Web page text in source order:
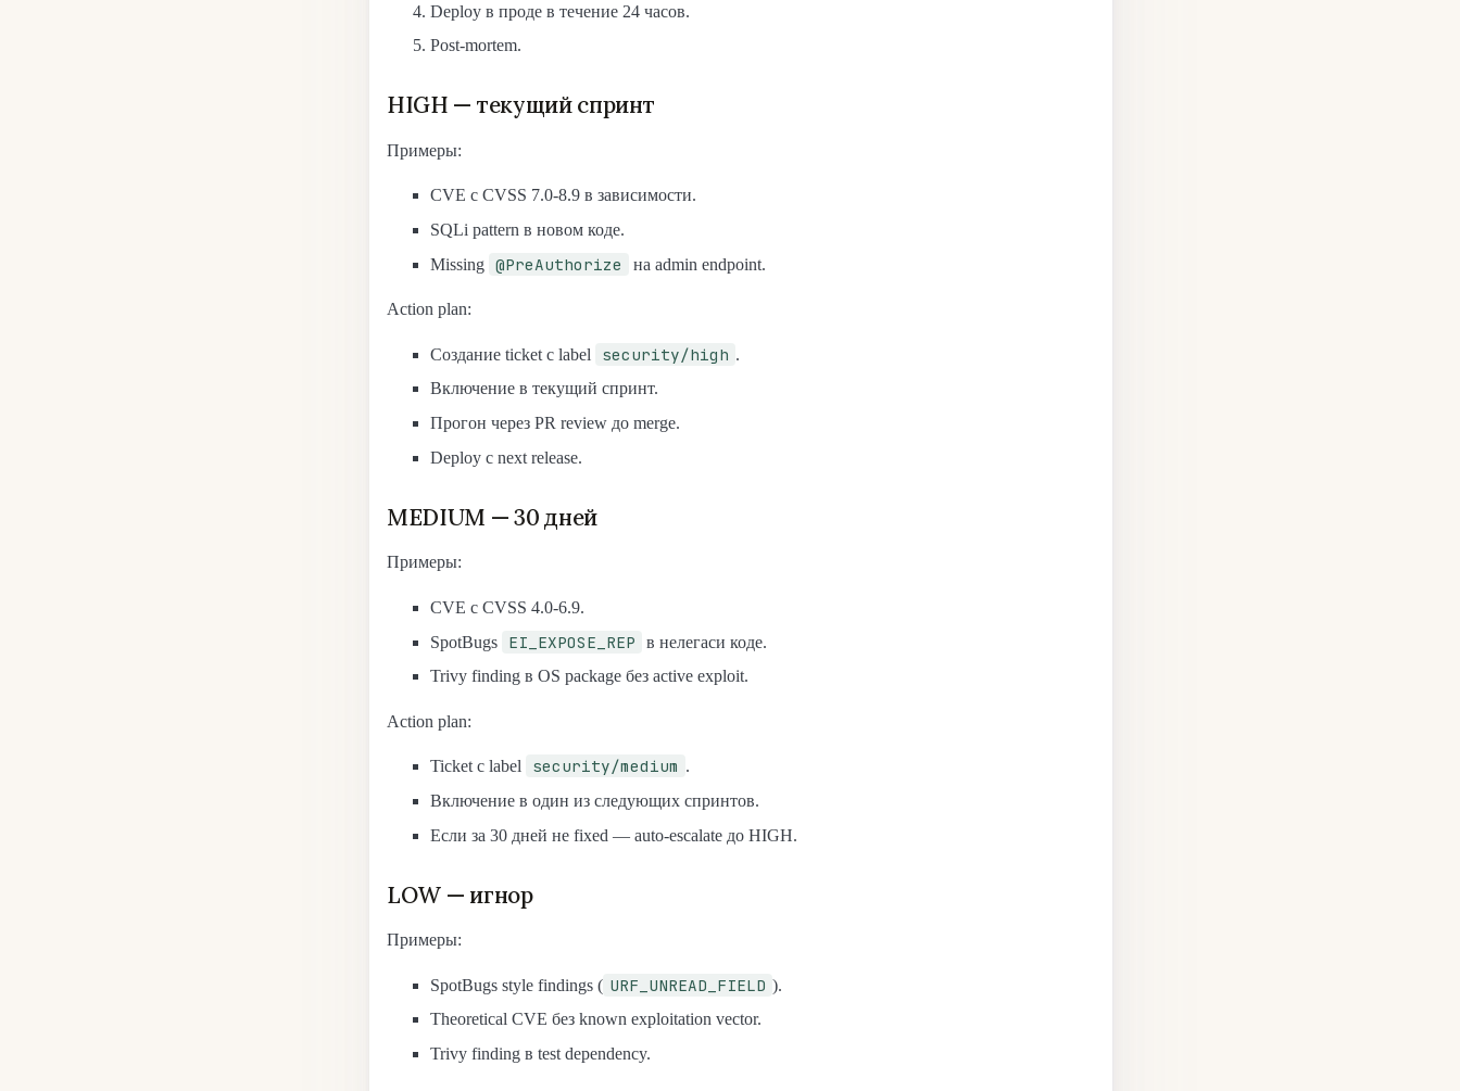
Deploy в проде в течение 24 часов.
Post-mortem.
HIGH — текущий спринт
Примеры:
CVE с CVSS 7.0-8.9 в зависимости.
SQLi pattern в новом коде.
Missing @PreAuthorize на admin endpoint.
Action plan:
Создание ticket с label security/high .
Включение в текущий спринт.
Прогон через PR review до merge.
Deploy с next release.
MEDIUM — 30 дней
Примеры:
CVE с CVSS 4.0-6.9.
SpotBugs
EI_EXPOSE_REP
в нелегаси коде.
Trivy finding в OS package без active exploit.
Action plan:
Ticket с label security/medium .
Включение в один из следующих спринтов.
Если за 30 дней не fixed — auto-escalate до HIGH.
LOW — игнор
Примеры:
SpotBugs style findings ( URF_UNREAD_FIELD ).
Theoretical CVE без known exploitation vector.
Trivy finding в test dependency.